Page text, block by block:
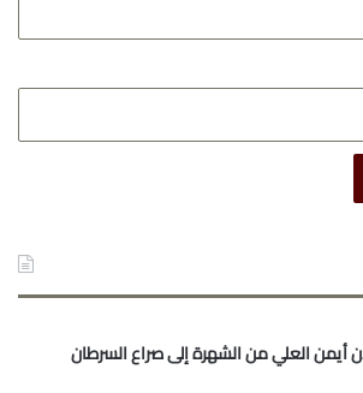
أيمن العلي من الشهرة إلى صراع السرطان